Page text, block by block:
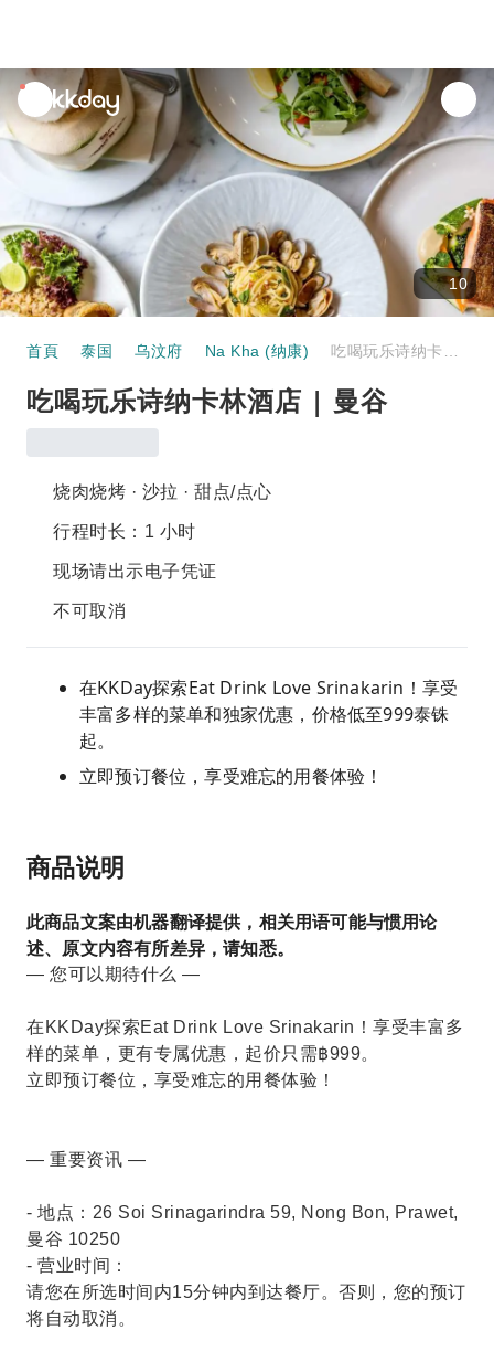
unread
notifications
10
首頁 泰国 乌汶府 Na Kha (纳康)
吃喝玩乐诗纳卡林酒店 | 曼谷
烧肉烧烤 · 沙拉 · 甜点/点心
行程时长：1 小时
现场请出示电子凭证
不可取消
在KKDay探索Eat Drink Love Srinakarin！享受
丰富多样的菜单和独家优惠，价格低至999泰铢
起。
立即预订餐位，享受难忘的用餐体验！
商品说明
此商品文案由机器翻译提供，相关用语可能与惯用论
述、原文内容有所差异，请知悉。
— 您可以期待什么 —
在KKDay探索Eat Drink Love Srinakarin！享受丰富多
样的菜单，更有专属优惠，起价只需฿999。
立即预订餐位，享受难忘的用餐体验！
— 重要资讯 —
- 地点：26 Soi Srinagarindra 59, Nong Bon, Prawet,
曼谷 10250
- 营业时间：
请您在所选时间内15分钟内到达餐厅。否则，您的预订
将自动取消。